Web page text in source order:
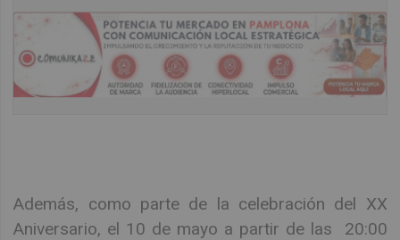
Además, como parte de la celebración del XX
Aniversario, el 10 de mayo a partir de las 20:00